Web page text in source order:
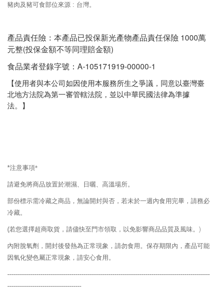
豬肉及豬可食部位來源 : 台灣。
產品責任險：本產品已投保新光產物產品責任保險 1000萬
元整(投保金額不等同理賠金額)
食品業者登錄字號：A-105171919-00000-1
【使用者與本公司如因使用本服務所生之爭議，同意以臺灣臺
北地方法院為第一審管轄法院，並以中華民國法律為準據
法。】
*注意事項*
請避免將商品放置於潮濕、日曬、高溫場所。
部份標示需冷藏之商品，無論開封與否，若未於一週內食用完畢，請務必
冷藏。
(若您選擇超商取貨，請儘快至門市領取，以免影響商品品質及風味。 )
內附脫氧劑，開封後發熱為正常現象，請勿食用。保存期限內，產品可能
因氧化變色屬正常現象，請安心食用。
--------------------------------------------------------------------------------------------------------
--------------------------------------